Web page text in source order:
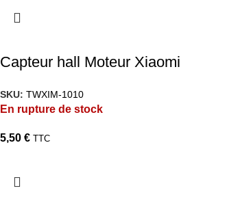
Capteur hall Moteur Xiaomi
SKU: TWXIM-1010
En rupture de stock
5,50 € TTC